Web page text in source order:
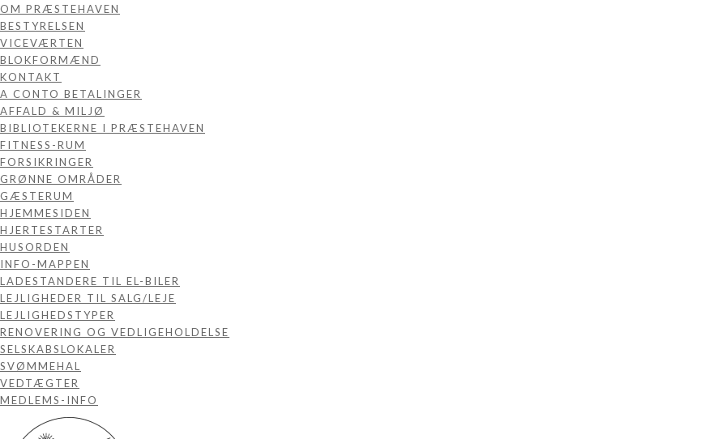
OM PRÆSTEHAVEN
BESTYRELSEN
VICEVÆRTEN
BLOKFORMÆND
KONTAKT
A CONTO BETALINGER
AFFALD & MILJØ
BIBLIOTEKERNE I PRÆSTEHAVEN
FITNESS-RUM
FORSIKRINGER
GRØNNE OMRÅDER
GÆSTERUM
HJEMMESIDEN
HJERTESTARTER
HUSORDEN
INFO-MAPPEN
LADESTANDERE TIL EL-BILER
LEJLIGHEDER TIL SALG/LEJE
LEJLIGHEDSTYPER
RENOVERING OG VEDLIGEHOLDELSE
SELSKABSLOKALER
SVØMMEHAL
VEDTÆGTER
MEDLEMS-INFO